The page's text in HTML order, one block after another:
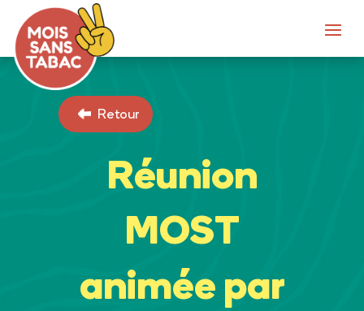
Retour
Réunion
MOST
animée par